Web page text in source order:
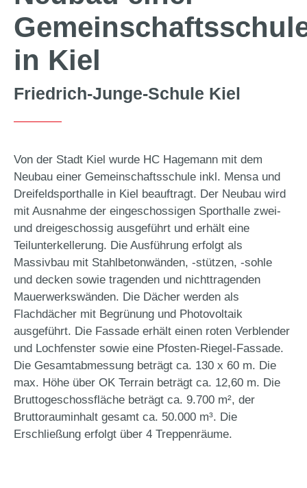
in Kiel
Friedrich-Junge-Schule Kiel
Von der Stadt Kiel wurde HC Hagemann mit dem
Neubau einer Gemeinschaftsschule inkl. Mensa und
Dreifeldsporthalle in Kiel beauftragt. Der Neubau wird
mit Ausnahme der eingeschossigen Sporthalle zwei-
und dreigeschossig ausgeführt und erhält eine
Teilunterkellerung. Die Ausführung erfolgt als
Massivbau mit Stahlbetonwänden, -stützen, -sohle
und decken sowie tragenden und nichttragenden
Mauerwerkswänden. Die Dächer werden als
Flachdächer mit Begrünung und Photovoltaik
ausgeführt. Die Fassade erhält einen roten Verblender
und Lochfenster sowie eine Pfosten-Riegel-Fassade.
Die Gesamtabmessung beträgt ca. 130 x 60 m. Die
max. Höhe über OK Terrain beträgt ca. 12,60 m. Die
Bruttogeschossfläche beträgt ca. 9.700 m², der
Bruttorauminhalt gesamt ca. 50.000 m³. Die
Erschließung erfolgt über 4 Treppenräume.